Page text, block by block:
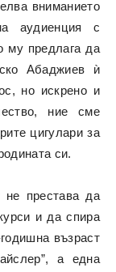
вниманието
аудиенция с
му предлага да
Абаджиев ѝ
но искрено и
ние сме
цигулари за
си.
не престава да
и да спира
възраст
а една